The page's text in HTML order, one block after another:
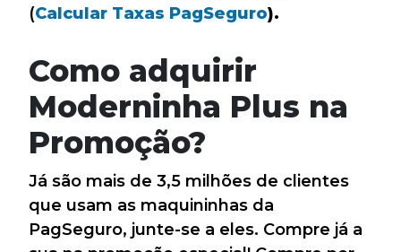
(Calcular Taxas PagSeguro).
Como adquirir
Moderninha Plus na
Promoção?
Já são mais de 3,5 milhões de clientes
que usam as maquininhas da
PagSeguro, junte-se a eles. Compre já a